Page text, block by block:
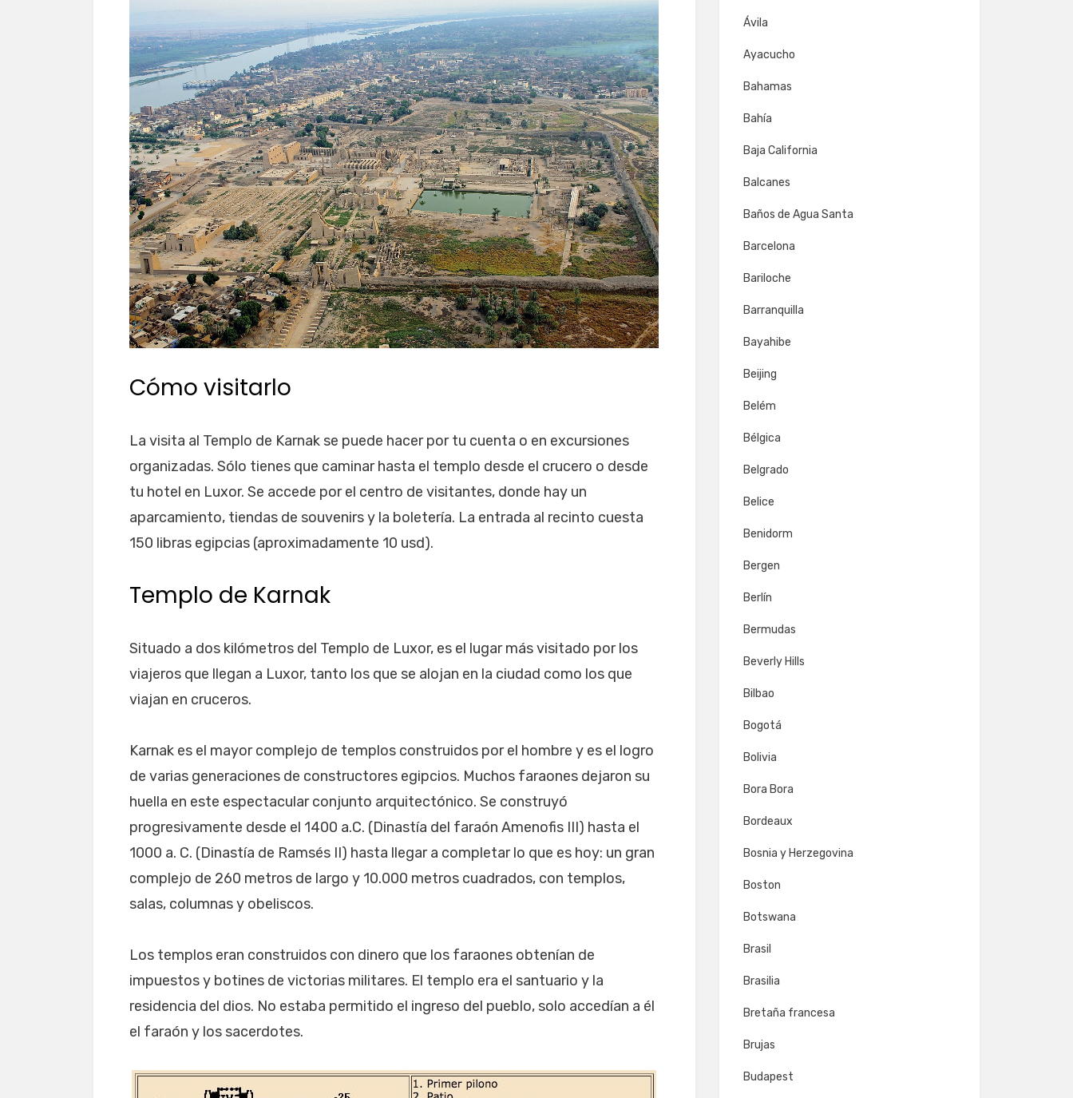
Cómo visitarlo
La visita al Templo de Karnak se puede hacer por tu cuenta o en excursiones
organizadas. Sólo tienes que caminar hasta el templo desde el crucero o desde
tu hotel en Luxor. Se accede por el centro de visitantes, donde hay un
aparcamiento, tiendas de souvenirs y la boletería. La entrada al recinto cuesta
150 libras egipcias (aproximadamente 10 usd).
Templo de Karnak
Situado a dos kilómetros del Templo de Luxor, es el lugar más visitado por los
viajeros que llegan a Luxor, tanto los que se alojan en la ciudad como los que
viajan en cruceros.
Karnak es el mayor complejo de templos construidos por el hombre y es el logro
de varias generaciones de constructores egipcios. Muchos faraones dejaron su
huella en este espectacular conjunto arquitectónico. Se construyó
progresivamente desde el 1400 a.C. (Dinastía del faraón Amenofis III) hasta el
1000 a. C. (Dinastía de Ramsés II) hasta llegar a completar lo que es hoy: un gran
complejo de 260 metros de largo y 10.000 metros cuadrados, con templos,
salas, columnas y obeliscos.
Los templos eran construidos con dinero que los faraones obtenían de
impuestos y botines de victorias militares. El templo era el santuario y la
residencia del dios. No estaba permitido el ingreso del pueblo, solo accedían a él
el faraón y los sacerdotes.
Ávila
Ayacucho
Bahamas
Bahía
Baja California
Balcanes
Baños de Agua Santa
Barcelona
Bariloche
Barranquilla
Bayahibe
Beijing
Belém
Bélgica
Belgrado
Belice
Benidorm
Bergen
Berlín
Bermudas
Beverly Hills
Bilbao
Bogotá
Bolivia
Bora Bora
Bordeaux
Bosnia y Herzegovina
Boston
Botswana
Brasil
Brasilia
Bretaña francesa
Brujas
Budapest